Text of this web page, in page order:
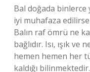
Bal doğada binlerce
iyi muhafaza
Balın raf ömrü ne
bağlıdır. Isı, ışık
hemen hemen her
kaldığı bilinmektedir.